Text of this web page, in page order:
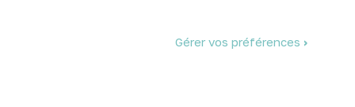
Gérer vos préférences